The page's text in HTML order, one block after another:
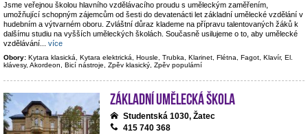
Jsme veřejnou školou hlavního vzdělávacího proudu s uměleckým zaměřením,
umožňující schopným zájemcům od šesti do devatenácti let základní umělecké vzdělání v
hudebním a výtvarném oboru. Zvláštní důraz klademe na přípravu talentovaných žáků k
dalšímu studiu na vyšších uměleckých školách. Současně usilujeme o to, aby umělecké
vzdělávání
více
Obory: Kytara klasická, Kytara elektrická, Housle, Trubka, Klarinet, Flétna, Fagot, Klavír, El.
klávesy, Akordeon, Bicí nástroje, Zpěv klasický, Zpěv populární
Základní umělecká škola
Studentská 1030, Žatec
415 740 368